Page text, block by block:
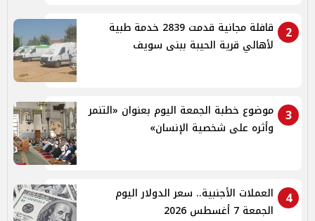
2
قافلة مجانية قدمت 2839 خدمة طبية
لأهالي قرية الحيبة ببنى سويف
3
موضوع خطبة الجمعة اليوم بعنوان «التنمر
وأثره على شخصية الإنسان»
4
العملات الأجنبية.. سعر الدولار اليوم
الجمعة 7 أغسطس 2026